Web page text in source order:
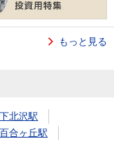
もっと見る
下北沢駅
合ヶ丘駅